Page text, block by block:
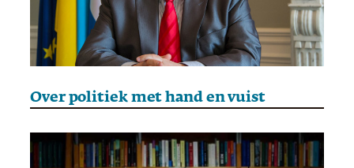
Over politiek met hand en vuist